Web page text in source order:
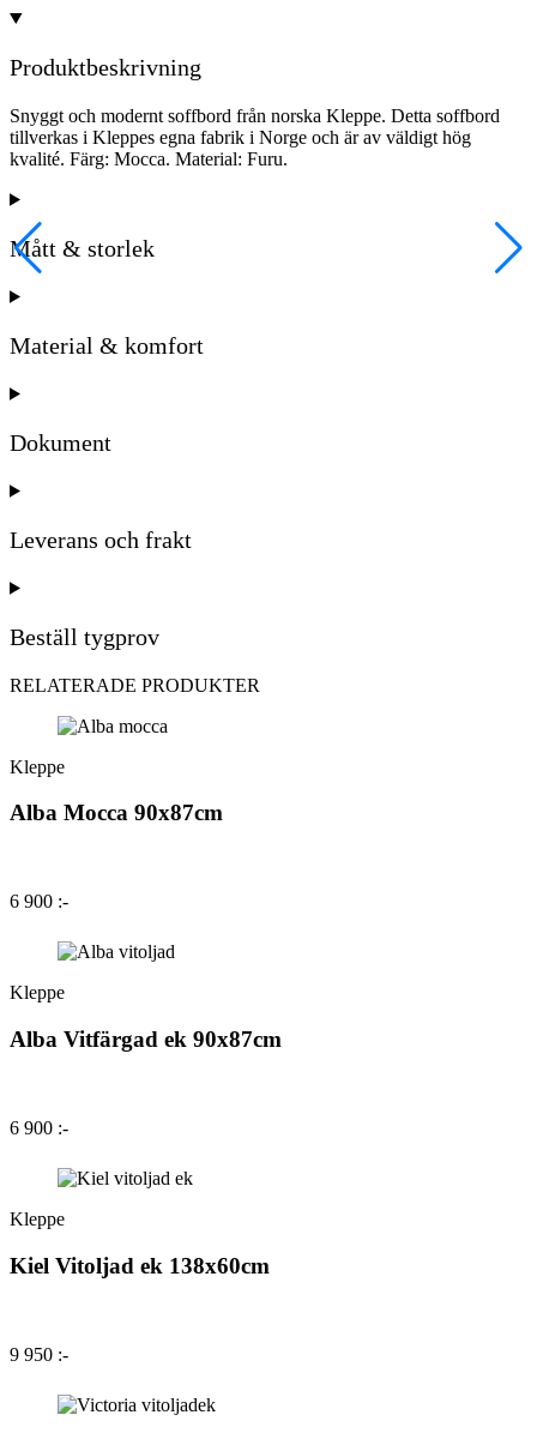
Produktbeskrivning
Snyggt och modernt soffbord från norska Kleppe. Detta soffbord
tillverkas i Kleppes egna fabrik i Norge och är av väldigt hög
kvalité. Färg: Mocca. Material: Furu.
Mått & storlek
Material & komfort
Dokument
Leverans och frakt
Beställ tygprov
RELATERADE PRODUKTER
Kleppe
Alba Mocca 90x87cm
6 900 :-
Kleppe
Alba Vitfärgad ek 90x87cm
6 900 :-
Kleppe
Kiel Vitoljad ek 138x60cm
9 950 :-